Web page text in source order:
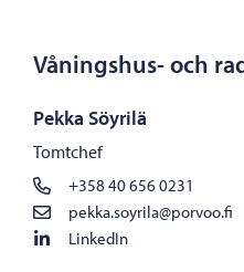
Våningshus- och
Pekka Söyrilä
Tomtchef
+358 40 656 0231
pekka.soyrila@porvoo.fi
LinkedIn